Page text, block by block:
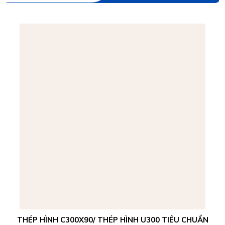
THÉP HÌNH C300X90/ THÉP HÌNH U300 TIÊU CHUẨN